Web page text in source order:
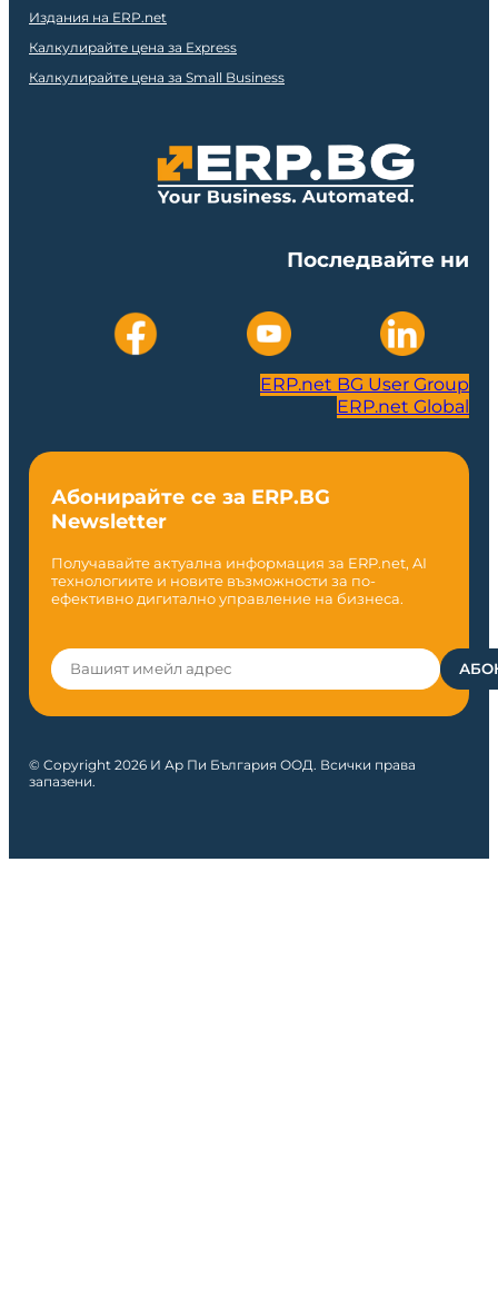
Издания на ERP.net
Калкулирайте цена за Express
Калкулирайте цена за Small Business
Последвайте ни
ERP.net BG User Group
ERP.net Global
Абонирайте се за ERP.BG
Newsletter
Получавайте актуална информация за ERP.net, AI
технологиите и новите възможности за по-
ефективно дигитално управление на бизнеса.
© Copyright 2026 И Ар Пи България ООД. Всички права
запазени.